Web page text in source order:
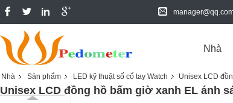
Nhà
Nhà Sản phẩm LED kỹ thuật số cổ tay Watch Unisex LCD
Unisex LCD đồng hồ bấm giờ xanh EL ánh